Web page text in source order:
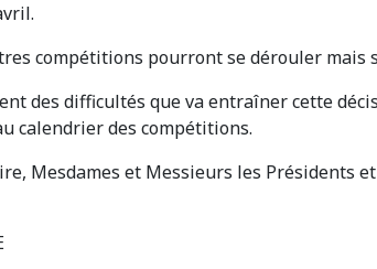
compétitions pourront se dérouler
des difficultés que va entraîner cette
calendrier des compétitions.
Mesdames et Messieurs les Présidents